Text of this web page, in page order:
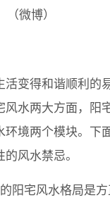
微博）
活变得和谐顺利的
风水两大方面，阳
环境两个模块。下
风水禁忌。
阳宅风水格局是